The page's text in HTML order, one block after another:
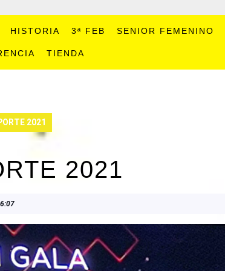
HISTORIA 3ª FEB SENIOR FEMENINO
TIENDA
2021
2021